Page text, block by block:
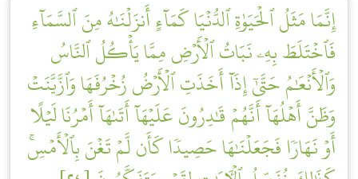
إِنَّمَا مَثَلُ ٱلۡحَيَوٰةِ ٱلدُّنۡيَا كَمَآءٍ أَنزَلۡنَٰهُ مِنَ ٱلسَّمَآءِ
فَٱخۡتَلَطَ بِهِۦ نَبَاتُ ٱلۡأَرۡضِ مِمَّا يَأۡكُلُ ٱلنَّاسُ
وَٱلۡأَنۡعَٰمُ حَتَّىٰٓ إِذَآ أَخَذَتِ ٱلۡأَرۡضُ زُخۡرُفَهَا وَٱزَّيَّنَتۡ
وَظَنَّ أَهۡلُهَآ أَنَّهُمۡ قَٰدِرُونَ عَلَيۡهَآ أَتَىٰهَآ أَمۡرُنَا لَيۡلًا
أَوۡ نَهَارٗا فَجَعَلۡنَٰهَا حَصِيدٗا كَأَن لَّمۡ تَغۡنَ بِٱلۡأَمۡسِۚ